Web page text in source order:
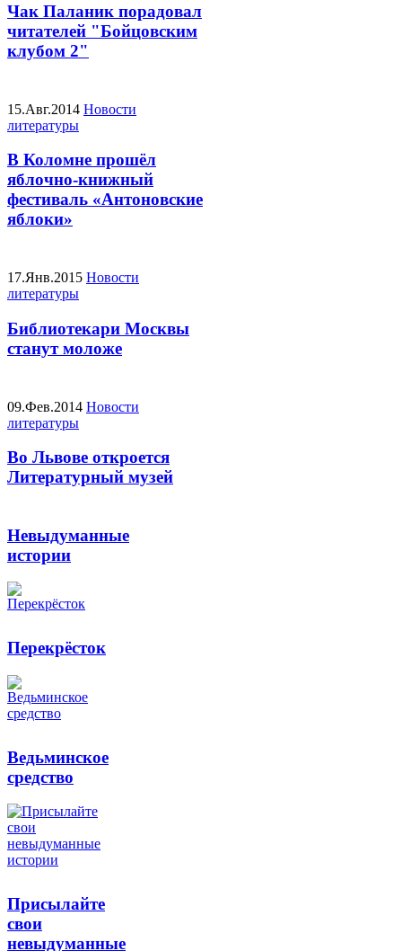
Чак Паланик порадовал
читателей "Бойцовским
клубом 2"
15.Авг.2014 Новости
литературы
В Коломне прошёл
яблочно-книжный
фестиваль «Антоновские
яблоки»
17.Янв.2015 Новости
литературы
Библиотекари Москвы
станут моложе
09.Фев.2014 Новости
литературы
Во Львове откроется
Литературный музей
Невыдуманные
истории
Перекрёсток
Ведьминское
средство
Присылайте
свои
невыдуманные